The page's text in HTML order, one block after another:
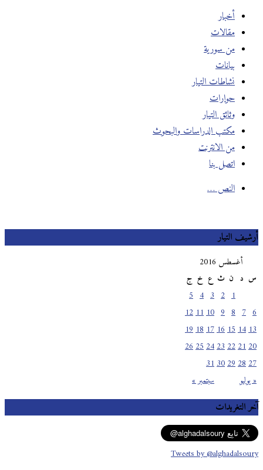
أخبار
مقالات
من سورية
بيانات
نشاطات التيار
حوارات
وثائق التيار
مكتب الدراسات والبحوث
من الانترنت
اتصل بنا
النص …
أرشيف التيار
أغسطس 2016
س
ث خ ج
« يوليو سبتمبر »
10
11
12
13
14
15
16
17
18
19
20
21
22
23
24
25
26
27
28
29
30
31
آخر التغريدات
Tweets by @alghadalsoury